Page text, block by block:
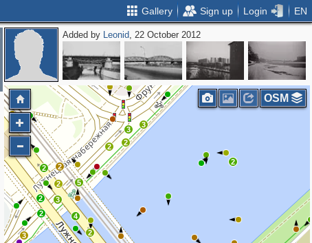
Gallery Sign up Login EN
Added by Leonid, 22 October 2012
2
3
3
2 2
5
2
2
2 3
2
4
2
2
3
2
OSM